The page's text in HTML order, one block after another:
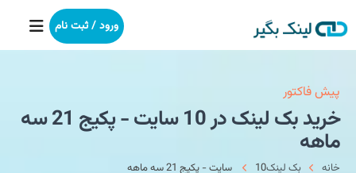
خانه
بکلینک
ورود / ثبت نام
پیش فاکتور
خرید بک لینک در 10 سایت - پکیج 21 سه
ماهه
خانه بک لینک10 سایت - پکیج 21 سه ماهه